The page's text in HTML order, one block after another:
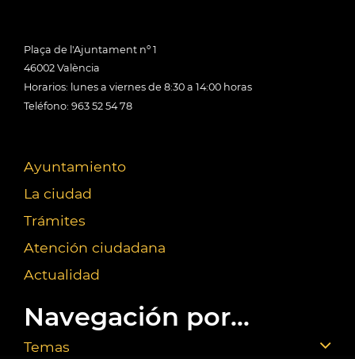
Plaça de l'Ajuntament nº 1
46002 València
Horarios: lunes a viernes de 8:30 a 14:00 horas
Teléfono: 963 52 54 78
Ayuntamiento
La ciudad
Trámites
Atención ciudadana
Actualidad
Navegación por...
Temas